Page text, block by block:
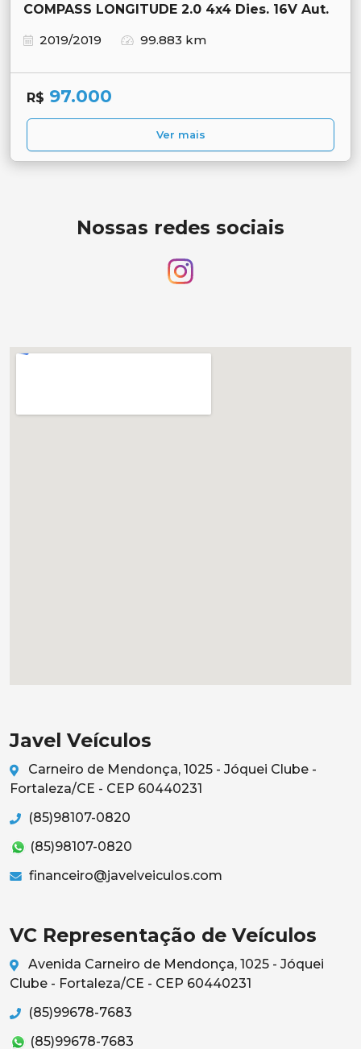
COMPASS LONGITUDE 2.0 4x4 Dies. 16V Aut.
2019/2019
99.883 km
R$ 97.000
Ver mais
Nossas redes sociais
Javel Veículos
Carneiro de Mendonça, 1025 - Jóquei Clube -
Fortaleza/CE - CEP 60440231
(85)98107-0820
(85)98107-0820
financeiro@javelveiculos.com
VC Representação de Veículos
Avenida Carneiro de Mendonça, 1025 - Jóquei
Clube - Fortaleza/CE - CEP 60440231
(85)99678-7683
(85)99678-7683